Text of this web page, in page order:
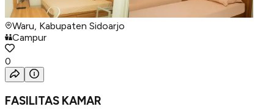
Waru, Kabupaten Sidoarjo
Campur
0
FASILITAS KAMAR